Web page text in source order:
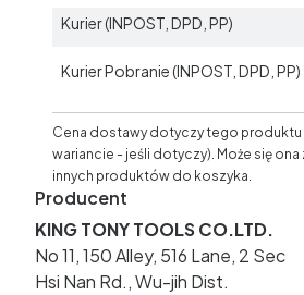
Kurier (INPOST, DPD, PP)
Kurier Pobranie (INPOST, DPD, PP)
Cena dostawy dotyczy tego produktu
wariancie - jeśli dotyczy). Może się
innych produktów do koszyka.
Producent
KING TONY TOOLS CO.LTD.
No 11, 150 Alley, 516 Lane, 2 Sec
Hsi Nan Rd., Wu-jih Dist.